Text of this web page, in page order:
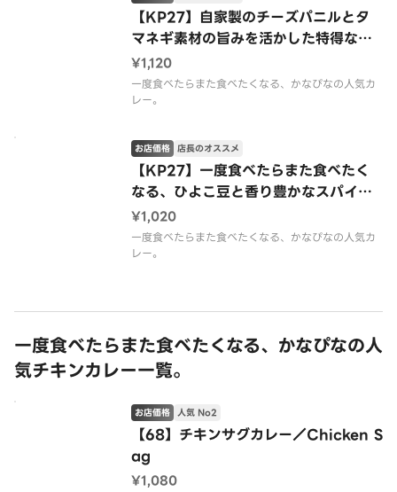
【KP27】自家製のチーズパニルとタ
マネギ素材の旨みを活かした特得な味
わいの本格カレー。カダイパニル/Kad
ai Paneer
¥1,120
一度食べたらまた食べたくなる、かなぴなの人気カ
レー。
【KP27】一度食べたらまた食べたく
なる、ひよこ豆と香り豊かなスパイス
と深いコクをお楽しめる チャナマサ
ラ/Chana Masala
お店価格 店長のオススメ
¥1,020
一度食べたらまた食べたくなる、かなぴなの人気カ
レー。
一度食べたらまた食べたくなる、かなぴなの人
気チキンカレー一覧。
【68】チキンサグカレー／Chicken S
ag
お店価格 人気 No2
¥1,080